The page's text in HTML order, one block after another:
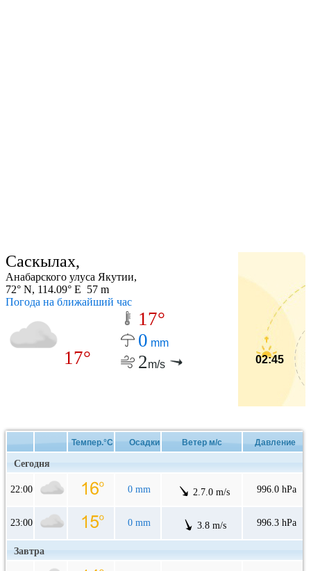
Саскылах,
Анабарского улуса Якутии,
72° N, 114.09° E 57 m
Погода на ближайший час
17°
17°
0 mm
2m/s 02:45
Темпер.°C Осадки Ветер м/с Давление
Сегодня
22:00 0 mm 2.7.0 m/s 996.0 hPa
23:00 0 mm 3.8 m/s 996.3 hPa
Завтра